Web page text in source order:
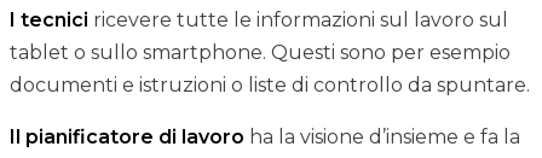
I tecnici ricevere tutte le informazioni sul lavoro sul
tablet o sullo smartphone. Questi sono per esempio
documenti e istruzioni o liste di controllo da spuntare.
Il pianificatore di lavoro ha la visione d’insieme e fa la